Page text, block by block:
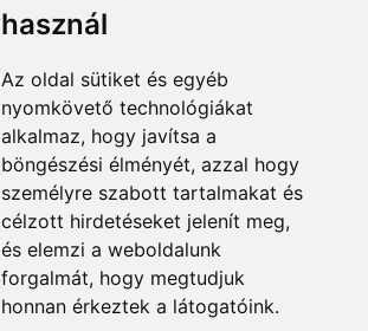
használ
Az oldal sütiket és egyéb
nyomkövető technológiákat
alkalmaz, hogy javítsa a
böngészési élményét, azzal hogy
személyre szabott tartalmakat és
célzott hirdetéseket jelenít meg,
és elemzi a weboldalunk
forgalmát, hogy megtudjuk
honnan érkeztek a látogatóink.
from HUF24,960
Accepted payment methods